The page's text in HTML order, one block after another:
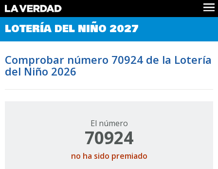
Comprobar Loteria del Niño
Premios
Noticias
Datos
Historia
LOTERÍA DEL NIÑO 2027
Comprobar número 70924 de la Lotería
del Niño 2026
El número
70924
no ha sido premiado